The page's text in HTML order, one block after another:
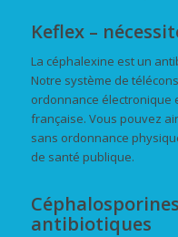
Keflex –
La céphalexine est un
Notre système de
ordonnance électronique
française. Vous pouvez
sans ordonnance
de santé publique.
antibiotiques